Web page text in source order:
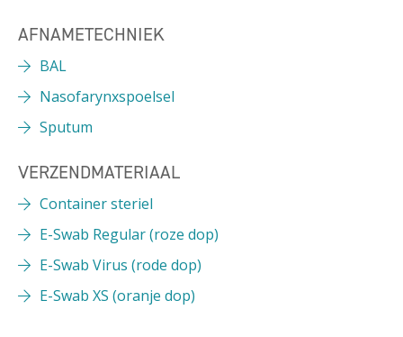
AFNAMETECHNIEK
BAL
Nasofarynxspoelsel
Sputum
VERZENDMATERIAAL
Container steriel
E-Swab Regular (roze dop)
E-Swab Virus (rode dop)
E-Swab XS (oranje dop)